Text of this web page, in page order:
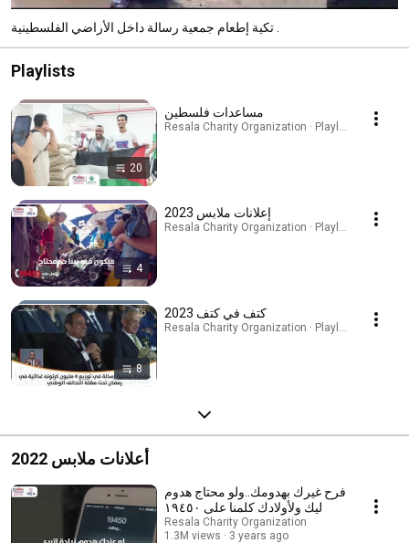
Playlists
20
مساعدات فلسطين
Resala Charity Organization · Playlist
4
إعلانات ملابس 2023
Resala Charity Organization · Playlist
8
كتف في كتف 2023
Resala Charity Organization · Playlist
أعلانات ملابس 2022
فرح غيرك بهدومك..ولو محتاج هدوم
ليك ولأولادك كلمنا على ١٩٤٥٠
Resala Charity Organization
1.3M views
3 years ago